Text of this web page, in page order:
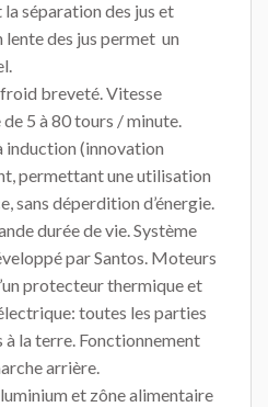
séparation des jus et
lente des jus permet un
breveté. Vitesse
5 à 80 tours / minute.
induction (innovation
permettant une utilisation
sans déperdition d’énergie.
durée de vie. Système
par Santos. Moteurs
protecteur thermique et
toutes les parties
la terre. Fonctionnement
arrière.
et zône alimentaire